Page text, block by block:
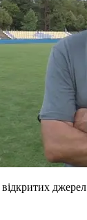
джерел